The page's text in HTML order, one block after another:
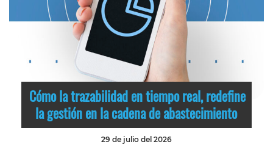
Cómo la trazabilidad en tiempo real, redefine
la gestión en la cadena de abastecimiento
29 de julio del 2026